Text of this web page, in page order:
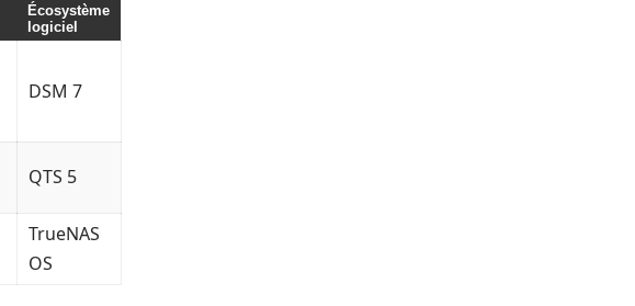
Écosystème
logiciel
DSM 7
QTS 5
TrueNAS
OS